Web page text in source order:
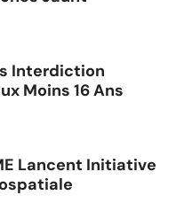
Interdiction
Moins 16 Ans
Lancent Initiative